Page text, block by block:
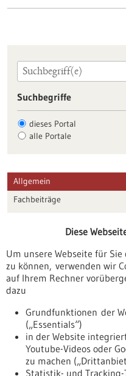
Suchbegriffe
dieses Portal
alle Portale
Allgemein
Fachbeiträge
Veranstaltungen
Erscheinungsdatum
Diese
Um unsere Webseite für
zu können, verwenden wir
auf Ihrem Rechner
dazu
Grundfunktionen der
(„Essentials“)
in der Website
Youtube-Videos oder
zu machen
Statistik- und